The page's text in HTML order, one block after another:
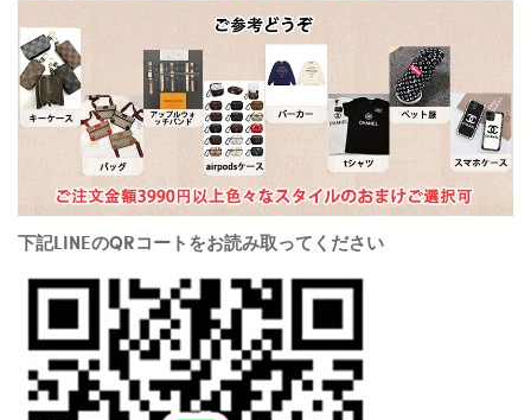
下記LINEのQRコートをお読み取ってください